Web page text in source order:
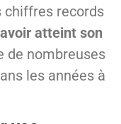
chiffres records
atteint son
de nombreuses
les années à